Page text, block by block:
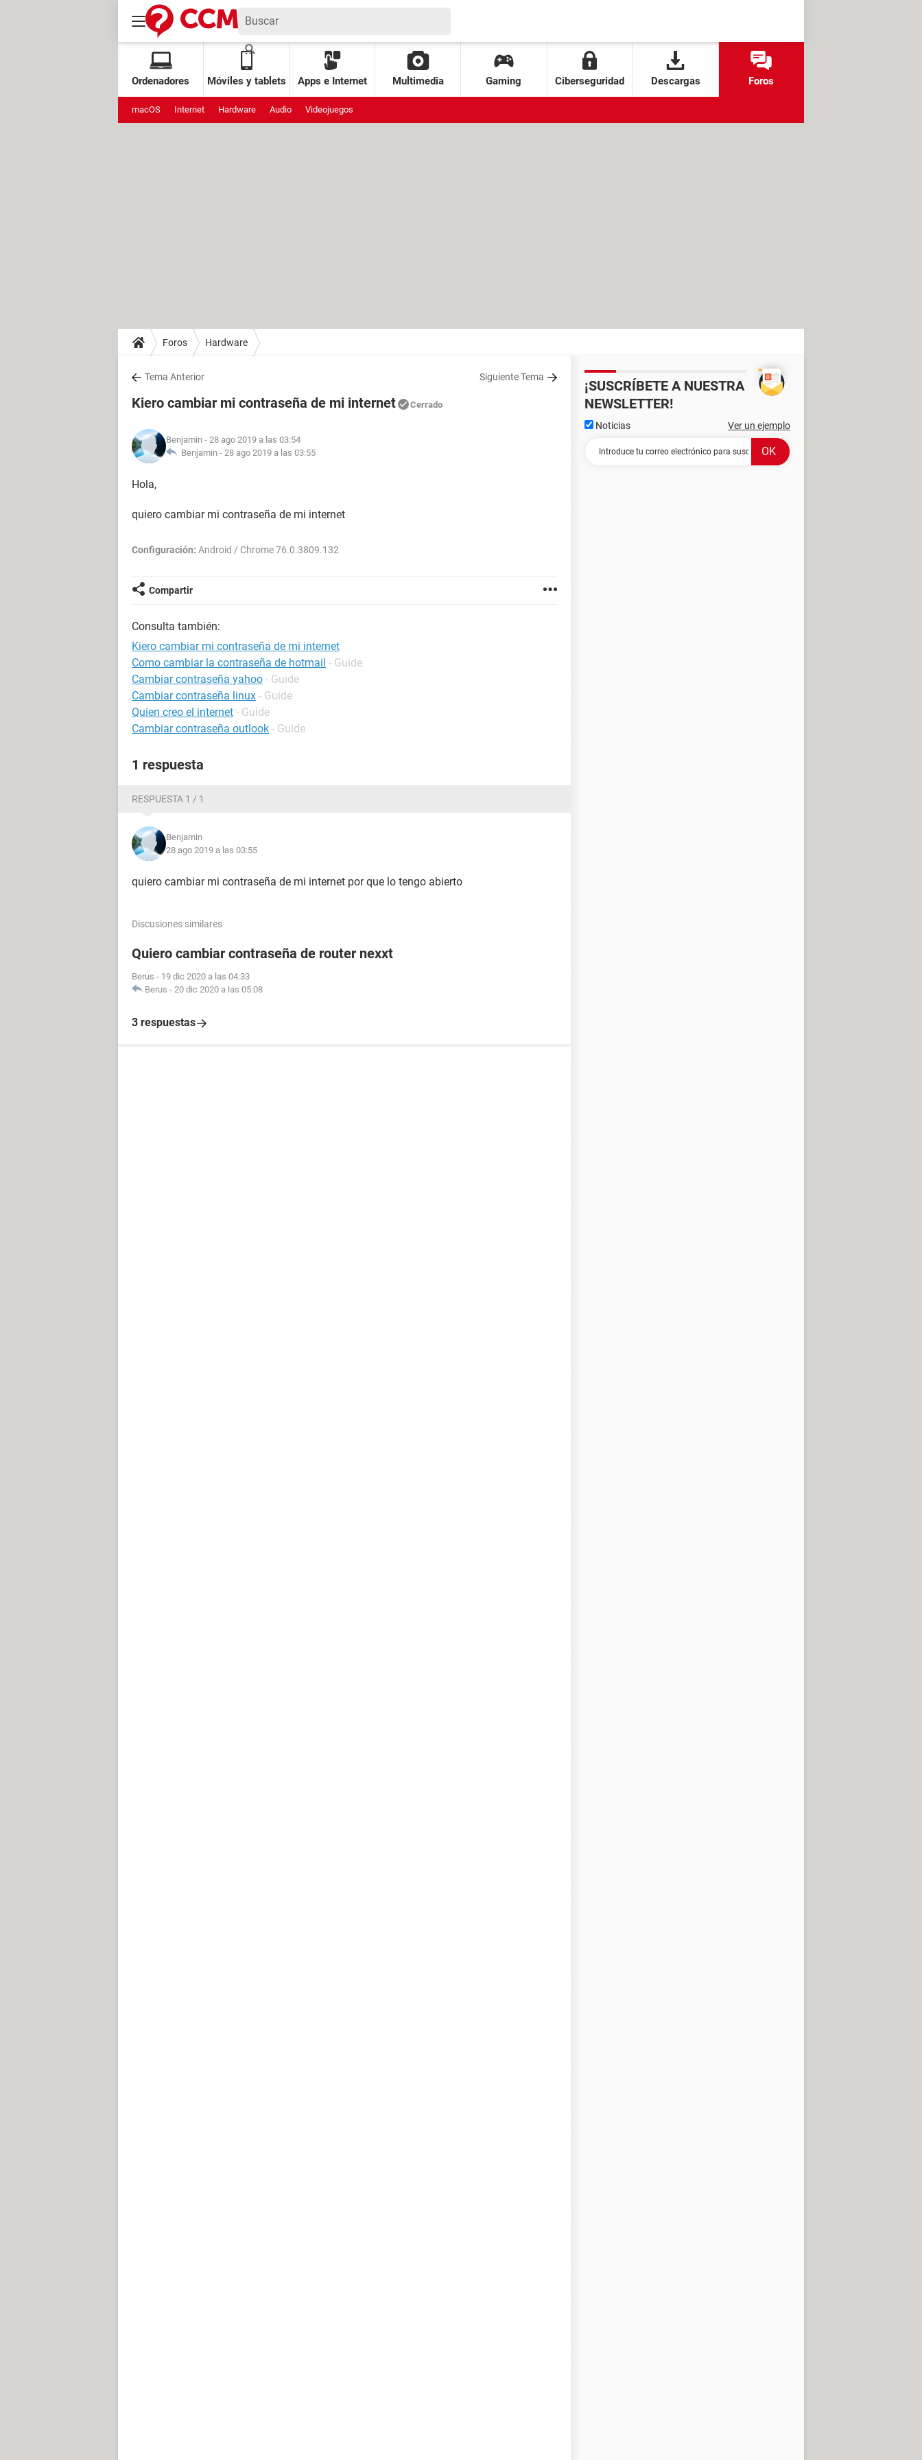
Ordenadores Móviles y tablets Apps e Internet Multimedia Gaming Ciberseguridad Descargas Foros
macOS Internet Hardware Audio Videojuegos
Foros Hardware
Tema Anterior Siguiente Tema
Kiero cambiar mi contraseña de mi internet Cerrado
Benjamin - 28 ago 2019 a las 03:54
Benjamin - 28 ago 2019 a las 03:55
Hola,
quiero cambiar mi contraseña de mi internet
Configuración: Android / Chrome 76.0.3809.132
Compartir
Consulta también:
Kiero cambiar mi contraseña de mi internet
Como cambiar la contraseña de hotmail - Guide
Cambiar contraseña yahoo - Guide
Cambiar contraseña linux - Guide
Quien creo el internet - Guide
Cambiar contraseña outlook - Guide
1 respuesta
RESPUESTA 1 / 1
Benjamin
28 ago 2019 a las 03:55
quiero cambiar mi contraseña de mi internet por que lo tengo abierto
Discusiones similares
Quiero cambiar contraseña de router nexxt
Berus - 19 dic 2020 a las 04:33
Berus - 20 dic 2020 a las 05:08
3 respuestas
¡SUSCRÍBETE A NUESTRA
NEWSLETTER!
Noticias Ver un ejemplo